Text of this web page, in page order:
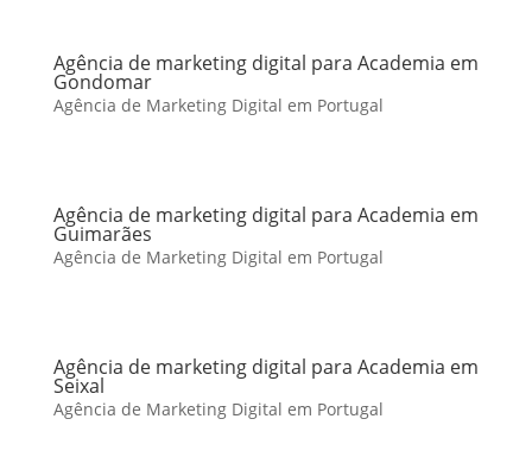
Agência de marketing digital para Academia em
Gondomar
Agência de Marketing Digital em Portugal
Agência de marketing digital para Academia em
Guimarães
Agência de Marketing Digital em Portugal
Agência de marketing digital para Academia em
Seixal
Agência de Marketing Digital em Portugal